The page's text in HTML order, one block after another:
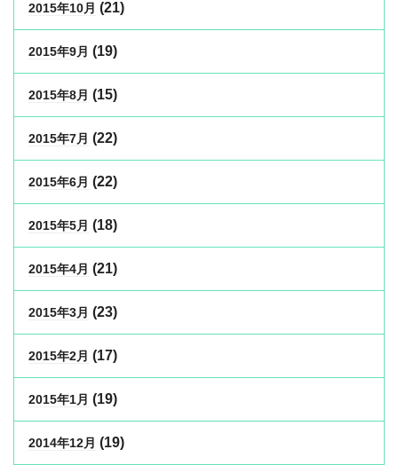
2015年10月 (21)
2015年9月 (19)
2015年8月 (15)
2015年7月 (22)
2015年6月 (22)
2015年5月 (18)
2015年4月 (21)
2015年3月 (23)
2015年2月 (17)
2015年1月 (19)
2014年12月 (19)